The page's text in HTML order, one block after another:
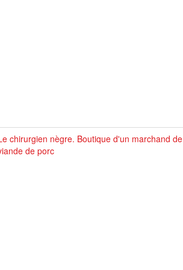
chirurgien nègre. Boutique d'un marchand de
de porc